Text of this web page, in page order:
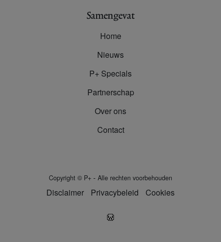
Samengevat
Home
Nieuws
P+ Specials
Partnerschap
Over ons
Contact
Copyright © P+ - Alle rechten voorbehouden
Disclaimer Privacybeleid Cookies